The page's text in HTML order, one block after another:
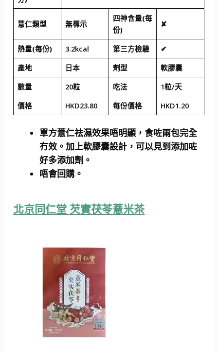
薏仁類型 無標示
四神含量(每
份)
✘
熱量(每份) 3.2kcal 第三方檢驗
✔
產地
日本 劑型
軟膠囊
數量
20粒 吃法
1粒/天
價格
HKD23.80 每份價格 HKD1.20
單方薏仁祛濕效果唔明顯，食咗兩包完全
冇效。加上軟膠囊設計，可以見到添加咗
好多添加劑。
唔會回購。
北京同仁堂 芡實茯苓薏米茶